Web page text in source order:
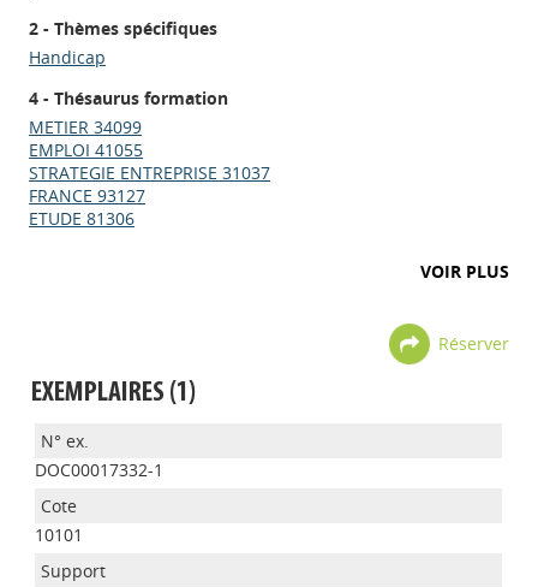
2 - Thèmes spécifiques
Handicap
4 - Thésaurus formation
METIER 34099
EMPLOI 41055
STRATEGIE ENTREPRISE 31037
FRANCE 93127
ETUDE 81306
VOIR PLUS
Réserver
EXEMPLAIRES (1)
DOC00017332-1
10101